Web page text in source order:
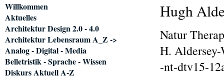
Hugh
Natur
H.
-nt-dtv15-
Navigation
überspringen
Willkommen
Aktuelles
Architektur Design 2.0 - 4.0
Architektur Lebensraum A_Z ->
Analog - Digital - Media
Belletristik - Sprache - Wissen
Diskurs Aktuell A-Z